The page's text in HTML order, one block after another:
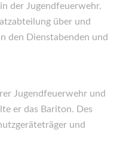
der Jugendfeuerwehr.
über und
den Dienstabenden und
Jugendfeuerwehr und
er das Bariton. Des
und